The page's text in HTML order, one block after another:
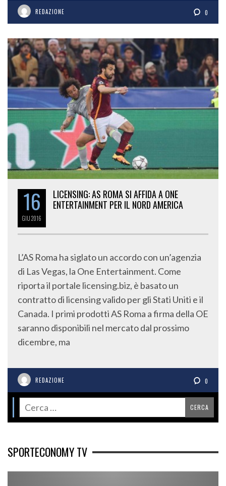
REDAZIONE 0
16
GIU2016
LICENSING: AS ROMA SI AFFIDA A ONE
ENTERTAINMENT PER IL NORD AMERICA
L’AS Roma ha siglato un accordo con un’agenzia
di Las Vegas, la One Entertainment. Come
riporta il portale licensing.biz, è basato un
contratto di licensing valido per gli Stati Uniti e il
Canada. I primi prodotti AS Roma a firma della OE
saranno disponibili nel mercato dal prossimo
dicembre, ma
REDAZIONE 0
SPORTECONOMY TV